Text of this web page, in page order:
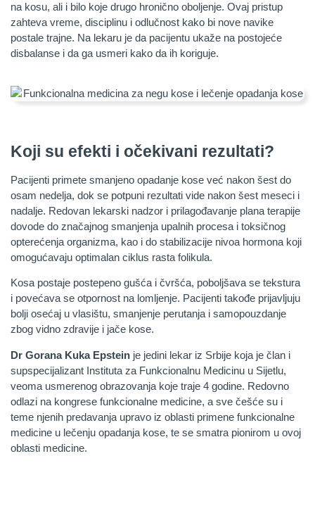
na kosu, ali i bilo koje drugo hronično oboljenje. Ovaj pristup
zahteva vreme, disciplinu i odlučnost kako bi nove navike
postale trajne. Na lekaru je da pacijentu ukaže na postojeće
disbalanse i da ga usmeri kako da ih koriguje.
Koji su efekti i očekivani rezultati?
Pacijenti primete smanjeno opadanje kose već nakon šest do
osam nedelja, dok se potpuni rezultati vide nakon šest meseci i
nadalje. Redovan lekarski nadzor i prilagođavanje plana terapije
dovode do značajnog smanjenja upalnih procesa i toksičnog
opterećenja organizma, kao i do stabilizacije nivoa hormona koji
omogućavaju optimalan ciklus rasta folikula.
Kosa postaje postepeno gušća i čvršća, poboljšava se tekstura
i povećava se otpornost na lomljenje. Pacijenti takođe prijavljuju
bolji osećaj u vlasištu, smanjenje perutanja i samopouzdanje
zbog vidno zdravije i jače kose.
Dr Gorana Kuka Epstein je jedini lekar iz Srbije koja je član i
supspecijalizant Instituta za Funkcionalnu Medicinu u Sijetlu,
veoma usmerenog obrazovanja koje traje 4 godine. Redovno
odlazi na kongrese funkcionalne medicine, a sve češće su i
teme njenih predavanja upravo iz oblasti primene funkcionalne
medicine u lečenju opadanja kose, te se smatra pionirom u ovoj
oblasti medicine.